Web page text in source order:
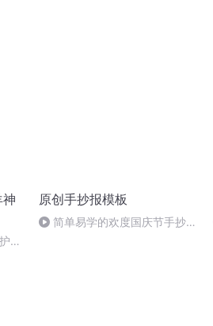
祭
原创手抄报模板
简单易学的欢度国庆节手抄报